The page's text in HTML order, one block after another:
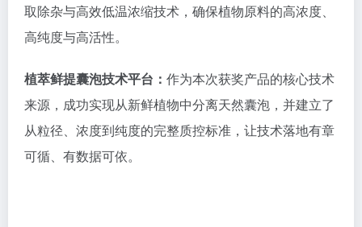
取除杂与高效低温浓缩技术，确保植物原料的高浓度、
高纯度与高活性。
植萃鲜提囊泡技术平台： 作为本次获奖产品的核心技术
来源，成功实现从新鲜植物中分离天然囊泡，并建立了
从粒径、浓度到纯度的完整质控标准，让技术落地有章
可循、有数据可依。